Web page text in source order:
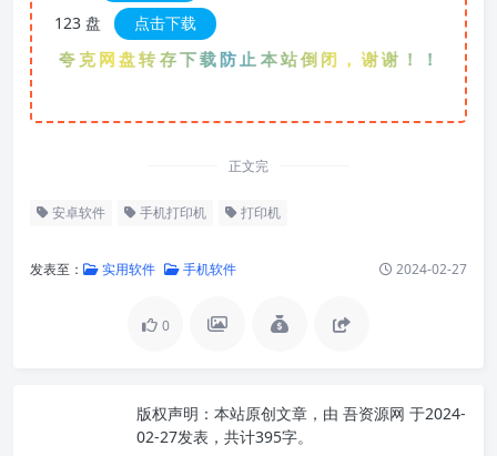
123 盘
点击下载
夸克网盘转存下载防止本站倒闭，谢谢！！！
正文完
安卓软件 手机打印机 打印机
发表至： 实用软件 手机软件 2024-02-27
0
版权声明： 本站原创文章，由 吾资源网 于2024-
02-27发表，共计395字。